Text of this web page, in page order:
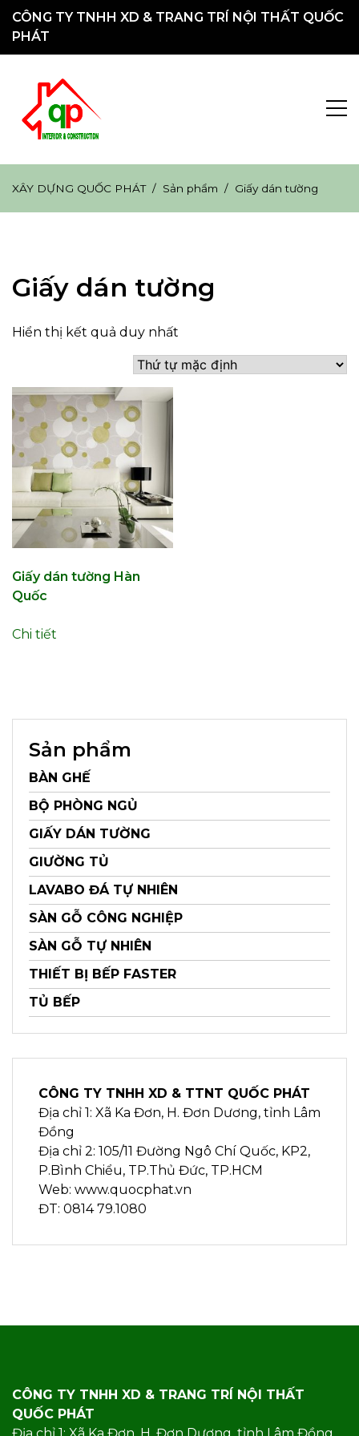
Chuyển
đến
CÔNG TY TNHH XD & TRANG TRÍ NỘI THẤT QUỐC
PHÁT
XÂY DỰNG
QUỐC PHÁT
XÂY DỰNG QUỐC PHÁT Sản phẩm Giấy dán tường
Giấy dán tường
Hiển thị kết quả duy nhất
Giấy dán tường Hàn
Quốc
Chi tiết
Sản phẩm
BÀN GHẾ
BỘ PHÒNG NGỦ
GIẤY DÁN TƯỜNG
GIƯỜNG TỦ
LAVABO ĐÁ TỰ NHIÊN
SÀN GỖ CÔNG NGHIỆP
SÀN GỖ TỰ NHIÊN
THIẾT BỊ BẾP FASTER
TỦ BẾP
CÔNG TY TNHH XD & TTNT QUỐC PHÁT
Địa chỉ 1: Xã Ka Đơn, H. Đơn Dương, tỉnh Lâm
Đồng
Địa chỉ 2: 105/11 Đường Ngô Chí Quốc, KP2,
P.Bình Chiểu, TP.Thủ Đức, TP.HCM
Web: www.quocphat.vn
ĐT: 0814 79.1080
CÔNG TY TNHH XD & TRANG TRÍ NỘI THẤT
QUỐC PHÁT